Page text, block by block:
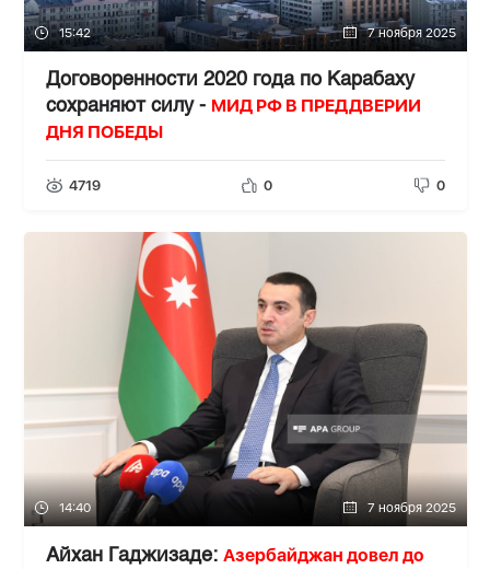
15:42 7 ноября 2025
Договоренности 2020 года по Карабаху
сохраняют силу - МИД РФ В ПРЕДДВЕРИИ
ДНЯ ПОБЕДЫ
4719 0 0
14:40 7 ноября 2025
Айхан Гаджизаде: Азербайджан довел до